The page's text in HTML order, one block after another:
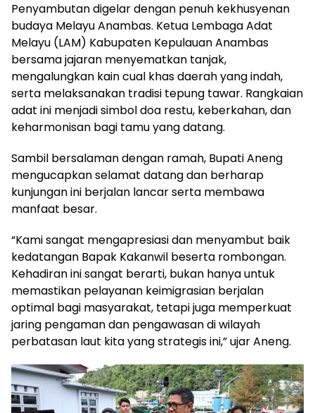
‎Penyambutan digelar dengan penuh kekhusyenan
budaya Melayu Anambas. Ketua Lembaga Adat
Melayu (LAM) Kabupaten Kepulauan Anambas
bersama jajaran menyematkan tanjak,
mengalungkan kain cual khas daerah yang indah,
serta melaksanakan tradisi tepung tawar. Rangkaian
adat ini menjadi simbol doa restu, keberkahan, dan
keharmonisan bagi tamu yang datang.
‎Sambil bersalaman dengan ramah, Bupati Aneng
mengucapkan selamat datang dan berharap
kunjungan ini berjalan lancar serta membawa
manfaat besar.
‎“Kami sangat mengapresiasi dan menyambut baik
kedatangan Bapak Kakanwil beserta rombongan.
Kehadiran ini sangat berarti, bukan hanya untuk
memastikan pelayanan keimigrasian berjalan
optimal bagi masyarakat, tetapi juga memperkuat
jaring pengaman dan pengawasan di wilayah
perbatasan laut kita yang strategis ini,” ujar Aneng.